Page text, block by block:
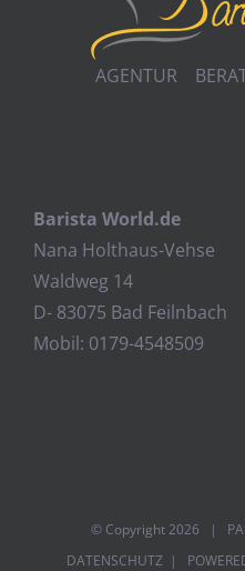
AGENTUR
Barista World.de
Nana Holthaus-Vehse
Waldweg 14
D- 83075 Bad Feilnbach
Mobil: 0179-4548509
© Copyright2026 |
DATENSCHUTZ|